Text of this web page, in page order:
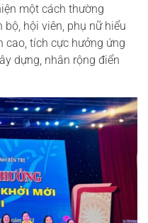
một cách thường
bộ, hội viên, phụ nữ hiểu
cao, tích cực hưởng ứng
dựng, nhân rộng điển